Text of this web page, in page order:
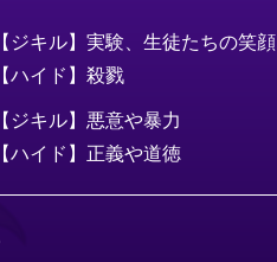
【ジキル】実験、生徒たちの笑顔
【ハイド】殺戮
【ジキル】悪意や暴力
【ハイド】正義や道徳